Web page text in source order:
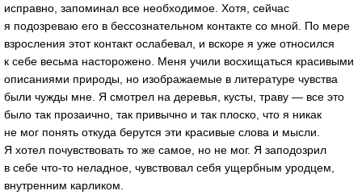
исправно, запоминал все необходимое. Хотя, сейчас
я подозреваю его в бессознательном контакте со мной. По мере
взросления этот контакт ослабевал, и вскоре я уже относился
к себе весьма насторожено. Меня учили восхищаться красивыми
описаниями природы, но изображаемые в литературе чувства
были чужды мне. Я смотрел на деревья, кусты, траву — все это
было так прозаично, так привычно и так плоско, что я никак
не мог понять откуда берутся эти красивые слова и мысли.
Я хотел почувствовать то же самое, но не мог. Я заподозрил
в себе что-то неладное, чувствовал себя ущербным уродцем,
внутренним карликом.